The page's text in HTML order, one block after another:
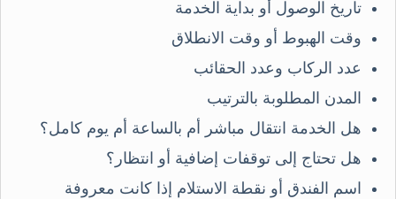
تاريخ الوصول أو بداية الخدمة
وقت الهبوط أو وقت الانطلاق
عدد الركاب وعدد الحقائب
المدن المطلوبة بالترتيب
هل الخدمة انتقال مباشر أم بالساعة أم يوم كامل؟
هل تحتاج إلى توقفات إضافية أو انتظار؟
اسم الفندق أو نقطة الاستلام إذا كانت معروفة